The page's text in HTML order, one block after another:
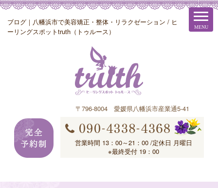
ブログ｜八幡浜市で美容矯正・整体・リラクゼーション / ヒ
ーリングスポットtruth（トゥルース）
〒796-8004 愛媛県八幡浜市産業通5-41
営業時間 13：00～21：00 /定休日 月曜日
※最終受付 19：00